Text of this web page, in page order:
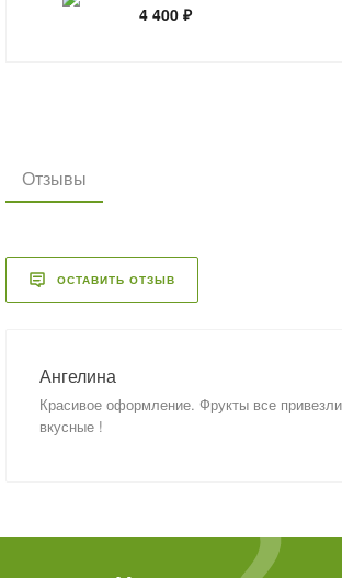
4 400 ₽
Отзывы
ОСТАВИТЬ ОТЗЫВ
Ангелина
Красивое оформление. Фрукты все
вкусные !